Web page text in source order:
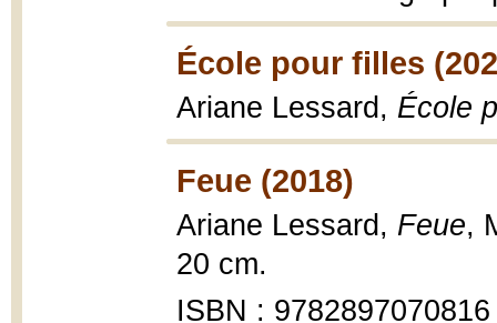
École pour filles
Ariane Lessard, École
Feue (2018)
Ariane Lessard, Feue,
20 cm.
ISBN : 9782897070816